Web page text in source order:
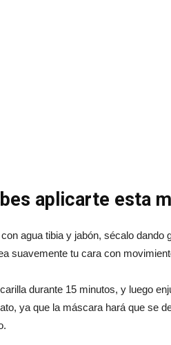
aplicarte esta
agua tibia y jabón, sécalo
suavemente tu cara con
durante 15 minutos, y luego
ya que la máscara hará que se